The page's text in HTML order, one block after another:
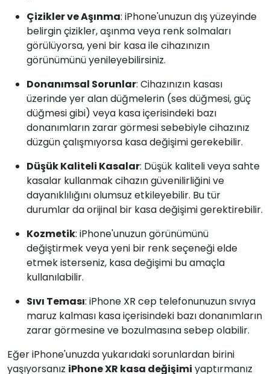
Çizikler ve Aşınma: iPhone'unuzun dış yüzeyinde
belirgin çizikler, aşınma veya renk solmaları
görülüyorsa, yeni bir kasa ile cihazınızın
görünümünü yenileyebilirsiniz.
Donanımsal Sorunlar: Cihazınızın kasası
üzerinde yer alan düğmelerin (ses düğmesi, güç
düğmesi gibi) veya kasa içerisindeki bazı
donanımların zarar görmesi sebebiyle cihazınız
düzgün çalışmıyorsa kasa değişimi gerekebilir.
Düşük Kaliteli Kasalar: Düşük kaliteli veya sahte
kasalar kullanmak cihazın güvenilirliğini ve
dayanıklılığını olumsuz etkileyebilir. Bu tür
durumlar da orijinal bir kasa değişimi gerektirebilir.
Kozmetik: iPhone'unuzun görünümünü
değiştirmek veya yeni bir renk seçeneği elde
etmek isterseniz, kasa değişimi bu amaçla
kullanılabilir.
Sıvı Teması: iPhone XR cep telefonunuzun sıvıya
maruz kalması kasa içerisindeki bazı donanımların
zarar görmesine ve bozulmasına sebep olabilir.
Eğer iPhone'unuzda yukarıdaki sorunlardan birini
yaşıyorsanız iPhone XR kasa değişimi yaptırmanız